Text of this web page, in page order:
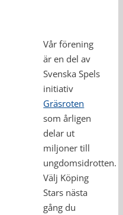
Vår förening
är en del av
Svenska Spels
initiativ
Gräsroten
som årligen
delar ut
miljoner till
ungdomsidrotten.
Välj Köping
Stars nästa
gång du